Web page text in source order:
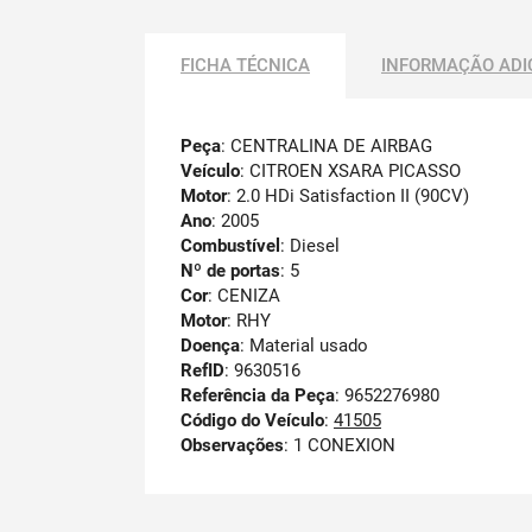
FICHA TÉCNICA INFORMAÇÃO
Peça: CENTRALINA DE AIRBAG
Veículo: CITROEN XSARA PICASSO
Motor: 2.0 HDi Satisfaction II (90CV)
Ano: 2005
Combustível : Diesel
Nº de portas: 5
Cor: CENIZA
Motor: RHY
Doença: Material usado
RefID: 9630516
Referência da Peça: 9652276980
Código do Veículo: 41505
Observações: 1 CONEXION